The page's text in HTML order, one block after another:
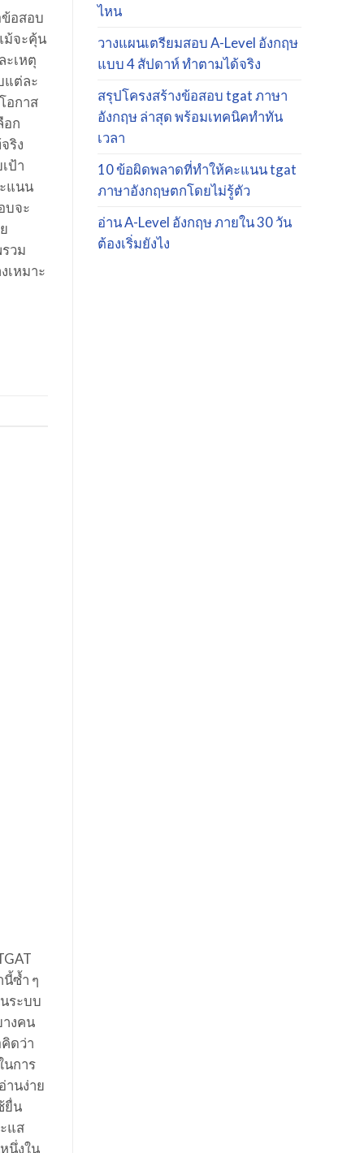
อสอบ
ม้จะคุ้น
ะเหตุ
แต่ละ
อกาส
อก
ริง
ป้า
แนน
บจะ
วม
เหมาะ
นี้ซ้ำ ๆ
ระบบ
างคน
ดว่า
นการ
านง่าย
ยื่น
แส
นึ่งใน
ไหน
วางแผนเตรียมสอบ A-Level อังกฤษ
แบบ 4 สัปดาห์ ทำตามได้จริง
สรุปโครงสร้างข้อสอบ tgat ภาษา
อังกฤษ ล่าสุด พร้อมเทคนิคทำทัน
เวลา
10 ข้อผิดพลาดที่ทำให้คะแนน tgat
ภาษาอังกฤษตกโดยไม่รู้ตัว
อ่าน A-Level อังกฤษ ภายใน 30 วัน
ต้องเริ่มยังไง